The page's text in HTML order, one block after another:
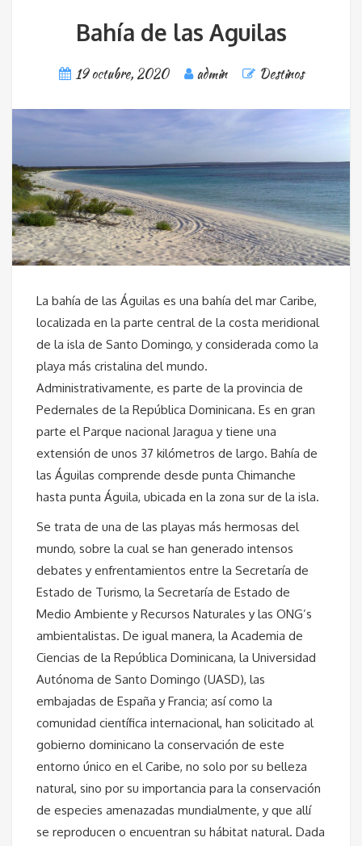
Bahía de las Aguilas
19 octubre, 2020 admin Destinos
La bahía de las Águilas es una bahía del mar Caribe,
localizada en la parte central de la costa meridional
de la isla de Santo Domingo, y considerada como la
playa más cristalina del mundo.
Administrativamente, es parte de la provincia de
Pedernales de la República Dominicana. Es en gran
parte el Parque nacional Jaragua y tiene una
extensión de unos 37 kilómetros de largo. Bahía de
las Águilas comprende desde punta Chimanche
hasta punta Águila, ubicada en la zona sur de la isla.
Se trata de una de las playas más hermosas del
mundo, sobre la cual se han generado intensos
debates y enfrentamientos entre la Secretaría de
Estado de Turismo, la Secretaría de Estado de
Medio Ambiente y Recursos Naturales y las ONG’s
ambientalistas. De igual manera, la Academia de
Ciencias de la República Dominicana, la Universidad
Autónoma de Santo Domingo (UASD), las
embajadas de España y Francia; así como la
comunidad científica internacional, han solicitado al
gobierno dominicano la conservación de este
entorno único en el Caribe, no solo por su belleza
natural, sino por su importancia para la conservación
de especies amenazadas mundialmente, y que allí
se reproducen o encuentran su hábitat natural. Dada